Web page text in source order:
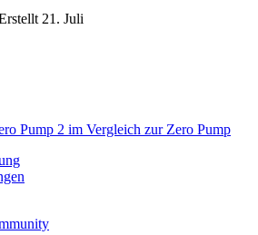
21. Juli
Pump 2 im Vergleich zur Zero Pump